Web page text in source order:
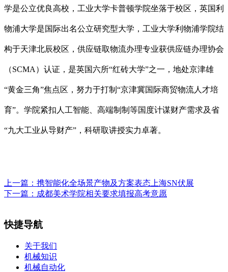
学是公立优良高校，工业大学卡普顿学院坐落于校区，英国利
物浦大学是国际出名公立研究型大学，工业大学利物浦学院结
构于天津北辰校区，供应链取物流办理专业获供应链办理协会
（SCMA）认证，是英国六所“红砖大学”之一，地处京津雄
“黄金三角”焦点区，努力于打制“京津冀国际商贸物流人才培
育”。学院紧扣人工智能、高端制制等国度计谋财产需求及省
“九大工业从导财产”，科研取讲授实力卓著。
上一篇： 携智能化全场景产物及方案表态上海SN伏展
下一篇： 成都美术学院相关要求填报高考意愿
快捷导航
关于我们
机械知识
机械自动化